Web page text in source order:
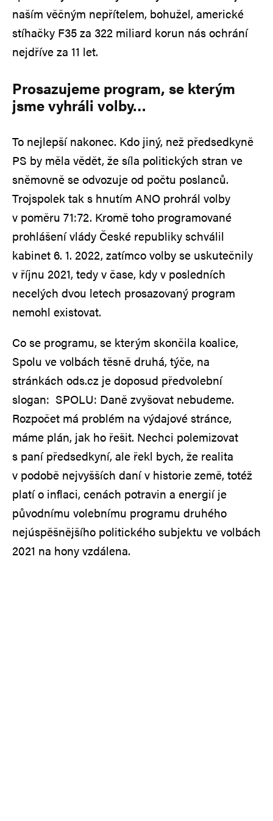
naším věčným nepřítelem, bohužel, americké
stíhačky F35 za 322 miliard korun nás ochrání
nejdříve za 11 let.
Prosazujeme program, se kterým
jsme vyhráli volby…
To nejlepší nakonec. Kdo jiný, než předsedkyně
PS by měla vědět, že síla politických stran ve
sněmovně se odvozuje od počtu poslanců.
Trojspolek tak s hnutím ANO prohrál volby
v poměru 71:72. Kromě toho programované
prohlášení vlády České republiky schválil
kabinet 6. 1. 2022, zatímco volby se uskutečnily
v říjnu 2021, tedy v čase, kdy v posledních
necelých dvou letech prosazovaný program
nemohl existovat.
Co se programu, se kterým skončila koalice,
Spolu ve volbách těsně druhá, týče, na
stránkách ods.cz je doposud předvolební
slogan: SPOLU: Daně zvyšovat nebudeme.
Rozpočet má problém na výdajové stránce,
máme plán, jak ho řešit. Nechci polemizovat
s paní předsedkyní, ale řekl bych, že realita
v podobě nejvyšších daní v historie země, totéž
platí o inflaci, cenách potravin a energií je
původnímu volebnímu programu druhého
nejúspěšnějšího politického subjektu ve volbách
2021 na hony vzdálena.